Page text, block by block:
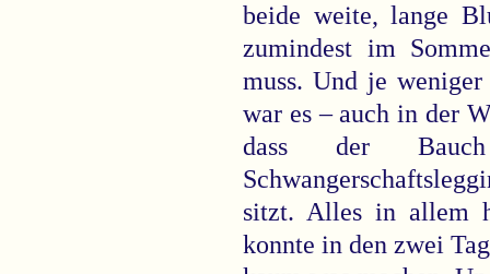
beide weite, lange
zumindest im
muss. Und je
war es – auch in der
dass der
sitzt. Alles in allem
konnte in den zwei